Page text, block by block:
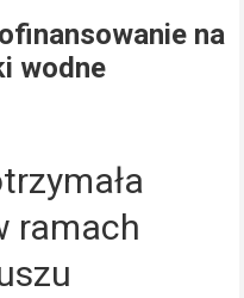
na
wodne
ramach